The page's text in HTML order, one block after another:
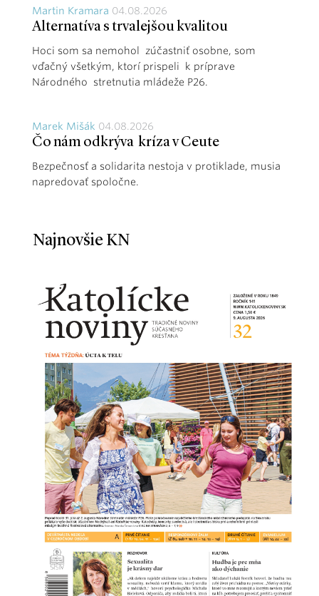
Martin Kramara 04.08.2026
Alternatíva s trvalejšou kvalitou
Hoci som sa nemohol zúčastniť osobne, som
vďačný všetkým, ktorí prispeli k príprave
Národného stretnutia mládeže P26.
Marek Mišák 04.08.2026
Čo nám odkrýva kríza v Ceute
Bezpečnosť a solidarita nestoja v protiklade, musia
napredovať spoločne.
Najnovšie KN